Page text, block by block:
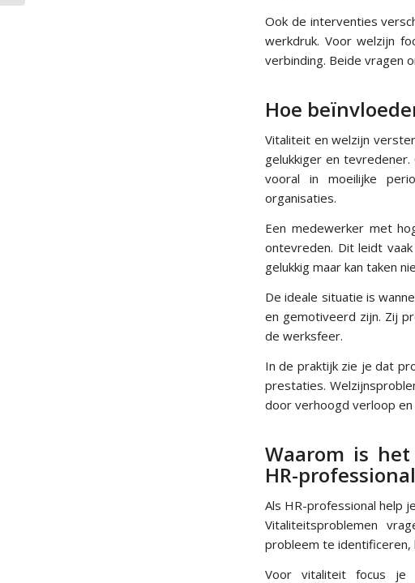
Ook de interventies
werkdruk. Voor welzijn
verbinding. Beide vragen
Hoe
Vitaliteit en welzijn
gelukkiger en
vooral in moeilijke
organisaties.
Een medewerker met
ontevreden. Dit leidt
gelukkig maar kan taken
De ideale situatie is
en gemotiveerd zijn. Zij
de werksfeer.
In de praktijk zie je dat
prestaties.
door verhoogd verloop
Waarom is
HR-
Als HR-professional help
Vitaliteitsproblemen
probleem te identificeren,
Voor vitaliteit focus je